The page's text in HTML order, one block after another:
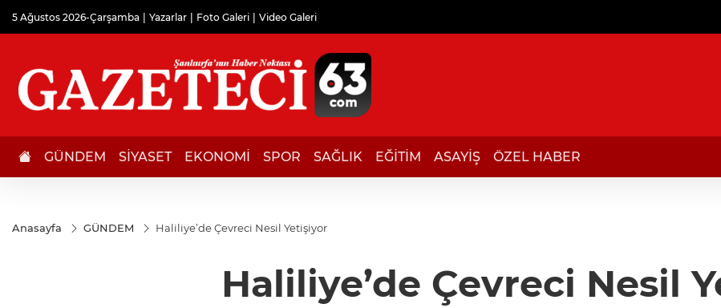
5 Ağustos 2026-Çarşamba Yazarlar Foto Galeri Video Galeri
GÜNDEM SİYASET EKONOMİ SPOR SAĞLIK EĞİTİM ASAYİŞ ÖZEL HABER
Anasayfa GÜNDEM Haliliye’de Çevreci Nesil Yetişiyor
Haliliye’de Çevreci Nesil